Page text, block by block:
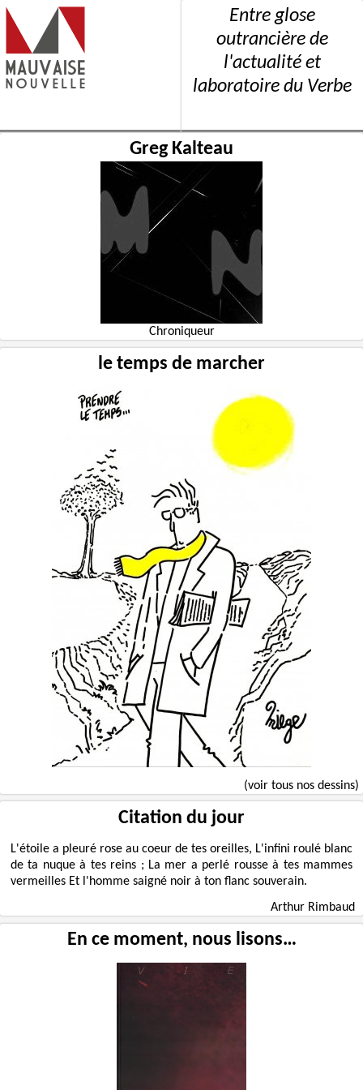
Entre glose
outrancière de
l'actualité et
laboratoire du Verbe
Greg Kalteau
Chroniqueur
le temps de marcher
(voir tous nos dessins)
Citation du jour
L'étoile a pleuré rose au coeur de tes oreilles, L'infini roulé blanc
de ta nuque à tes reins ; La mer a perlé rousse à tes mammes
vermeilles Et l'homme saigné noir à ton flanc souverain.
Arthur Rimbaud
En ce moment, nous lisons…